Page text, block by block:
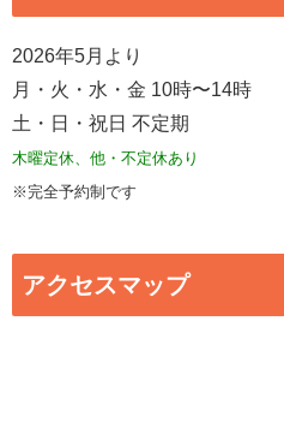
2026年5月より
月・火・水・金 10時〜14時
土・日・祝日 不定期
木曜定休、他・不定休あり
※完全予約制です
アクセスマップ